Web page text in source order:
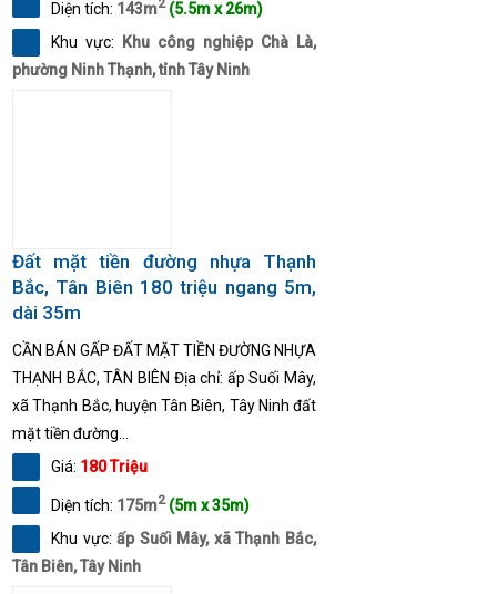
Diện tích: 143m2 (5.5m x 26m)
Khu vực:
Khu công nghiệp Chà Là,
phường Ninh Thạnh, tỉnh Tây Ninh
Đất mặt tiền đường nhựa Thạnh
Bắc, Tân Biên 180 triệu ngang 5m,
dài 35m
CẦN BÁN GẤP ĐẤT MẶT TIỀN ĐƯỜNG NHỰA
THẠNH BẮC, TÂN BIÊN Địa chỉ: ấp Suối Mây,
xã Thạnh Bắc, huyện Tân Biên, Tây Ninh đất
mặt tiền đường...
Giá: 180 Triệu
Diện tích: 175m2 (5m x 35m)
Khu vực:ấp Suối Mây, xã Thạnh Bắc,
Tân Biên, Tây Ninh